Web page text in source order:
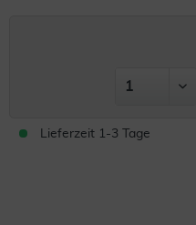
Lieferzeit 1-3 Tage